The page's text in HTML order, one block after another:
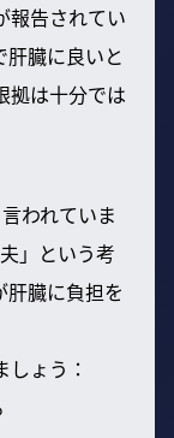
報告されてい
臓に良いと
拠は十分では
われていま
」という考
肝臓に負担を
ょう：